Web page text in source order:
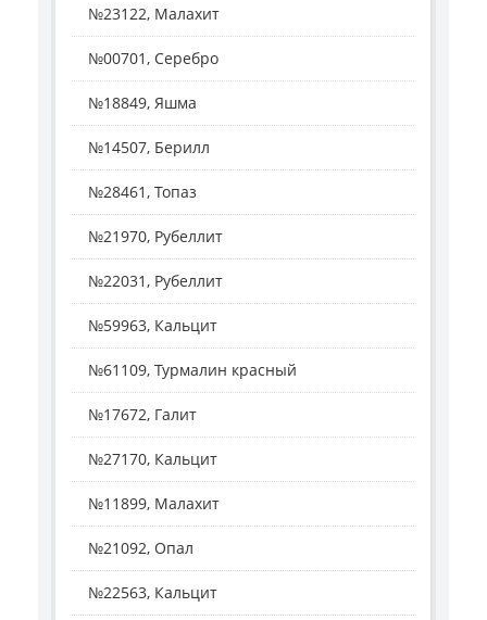
№23122, Малахит
№00701, Серебро
№18849, Яшма
№14507, Берилл
№28461, Топаз
№21970, Рубеллит
№22031, Рубеллит
№59963, Кальцит
№61109, Турмалин красный
№17672, Галит
№27170, Кальцит
№11899, Малахит
№21092, Опал
№22563, Кальцит